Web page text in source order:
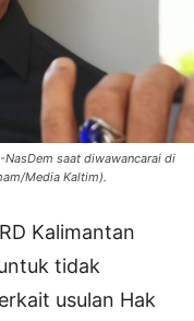
NasDem saat diwawancarai di
Media Kaltim).
Kalimantan
tidak
usulan Hak